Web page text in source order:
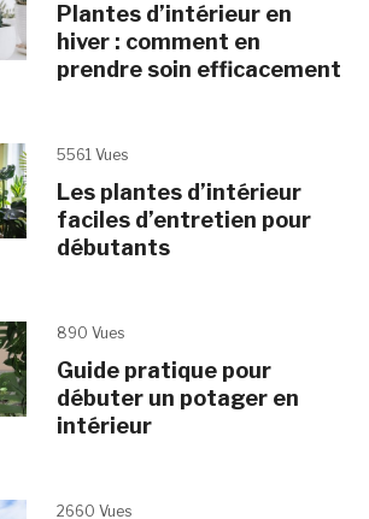
Plantes d’intérieur en
hiver : comment en
prendre soin efficacement
5561 Vues
Les plantes d’intérieur
faciles d’entretien pour
débutants
890 Vues
Guide pratique pour
débuter un potager en
intérieur
2660 Vues